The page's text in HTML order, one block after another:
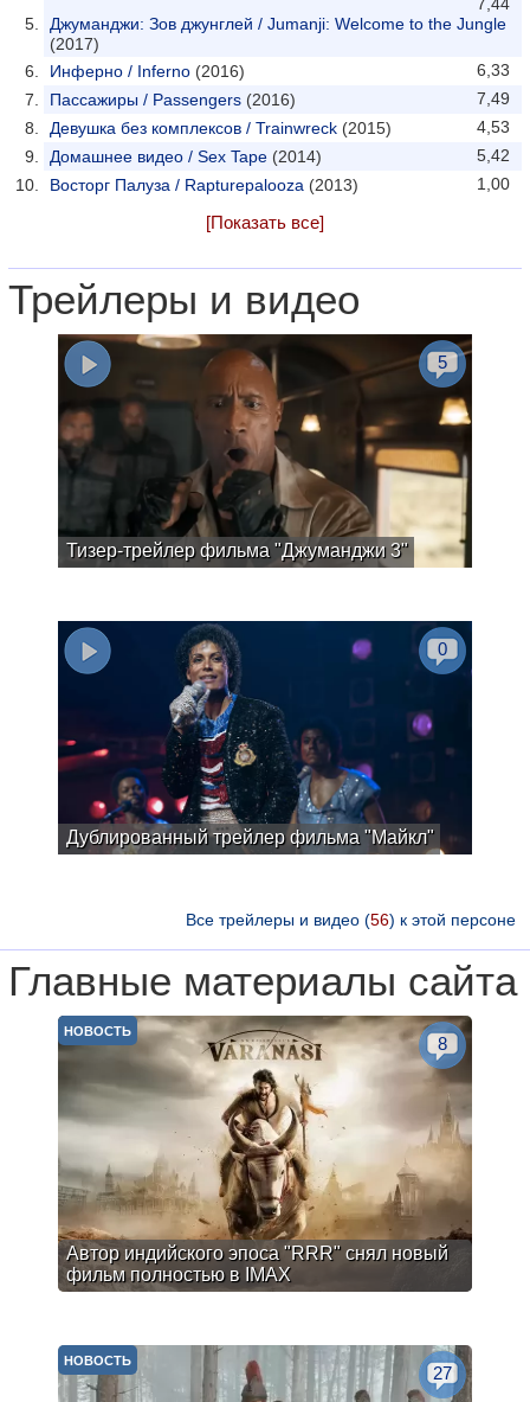
Джуманджи: Зов джунглей / Jumanji: Welcome to the Jungle
(2017)
6,33
Инферно / Inferno (2016)
7,49
Пассажиры / Passengers (2016)
4,53
Девушка без комплексов / Trainwreck (2015)
5,42
Домашнее видео / Sex Tape (2014)
1,00
Восторг Палуза / Rapturepalooza (2013)
[Показать все]
Трейлеры и видео
Тизер-трейлер фильма "Джуманджи 3"
5
Дублированный трейлер фильма "Майкл"
0
Все трейлеры и видео (56) к этой персоне
Главные материалы сайта
Автор индийского эпоса "RRR" снял новый
фильм полностью в IMAX
НОВОСТЬ
8
НОВОСТЬ
27